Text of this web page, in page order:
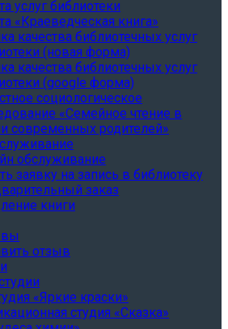
услуг библиотеки
«Краеведческая книга»
качества библиотечных услуг
(новая форма)
качества библиотечных услуг
(google форма)
социологическое
«Семейное чтение в
современных родителей»
обслуживание
заявку на запись в библиотеку
заказ
книги
отзыв
«Яркие краски»
студия «Сказка»